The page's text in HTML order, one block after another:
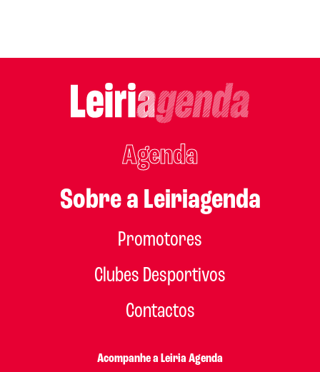
Agenda
Sobre a Leiriagenda
Promotores
Clubes Desportivos
Contactos
Acompanhe a Leiria Agenda